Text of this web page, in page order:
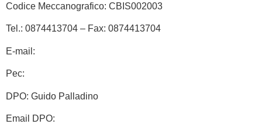
Codice Meccanografico: CBIS002003
Tel.: 0874413704 – Fax: 0874413704
E-mail:
Pec:
DPO: Guido Palladino
Email DPO: